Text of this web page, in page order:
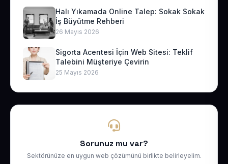
Halı Yıkamada Online Talep: Sokak Sokak
İş Büyütme Rehberi
26 Mayıs 2026
Sigorta Acentesi İçin Web Sitesi: Teklif
Talebini Müşteriye Çevirin
25 Mayıs 2026
Sorunuz mu var?
Sektörünüze en uygun web çözümünü birlikte belirleyelim.